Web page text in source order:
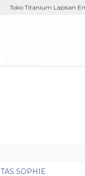
Toko Titanium Lapisan Emas
TAS SOPHIE